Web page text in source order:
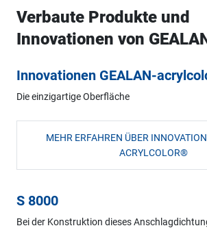
Verbaute Produkte und
Innovationen von
Innovationen GEALAN-
Die einzigartige Oberfläche
MEHR ERFAHREN ÜBER
ACRYLCOLOR®
S 8000
Bei der Konstruktion dieses